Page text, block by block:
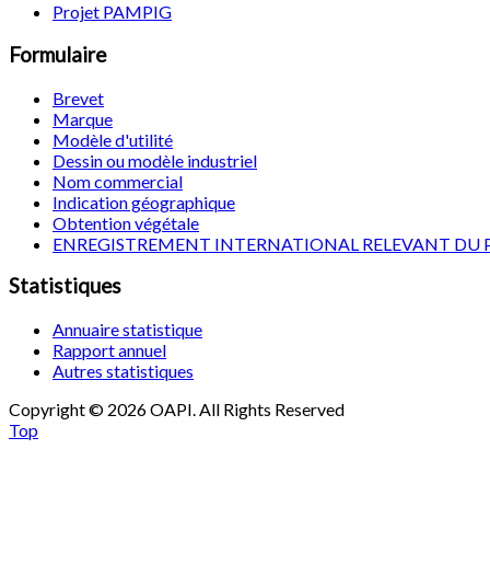
Projet PAMPIG
Formulaire
Brevet
Marque
Modèle d'utilité
Dessin ou modèle industriel
Nom commercial
Indication géographique
Obtention végétale
ENREGISTREMENT INTERNATIONAL RELEVANT DU
Statistiques
Annuaire statistique
Rapport annuel
Autres statistiques
Copyright © 2026 OAPI. All Rights Reserved
Top